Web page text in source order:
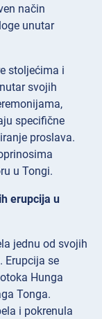
način
unutar
stoljećima i
svojih
specifične
proslava.
u Tongi.
erupcija u
jednu od svojih
Erupcija se
Hunga
Tonga.
i pokrenula